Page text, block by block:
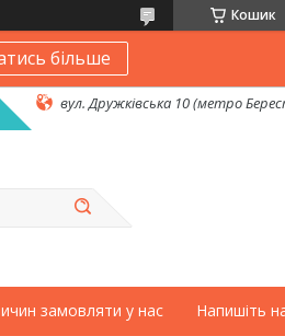
Кошик
більше
вул. Дружківська 10 (метро
замовляти у нас Напишіть